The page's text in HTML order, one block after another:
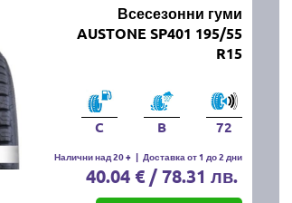
Всесезонни гуми
AUSTONE SP401 195/55
R15
C B 72
Налични над 20 + | Доставка от 1 до 2 дни
40.04 € / 78.31 лв.